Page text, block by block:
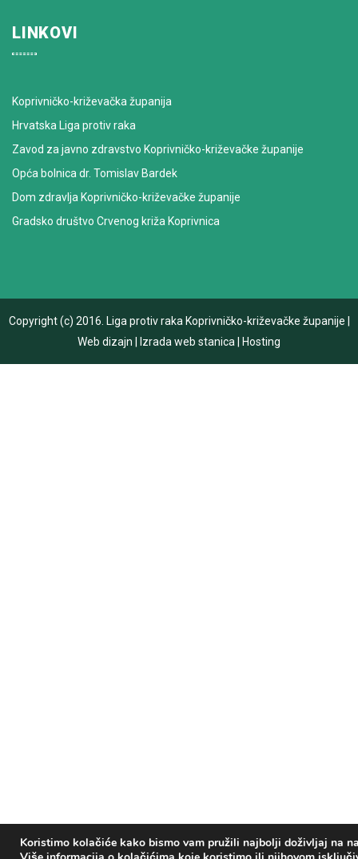
Koristimo kolačiće kako bismo vam pružili najbolji doživljaj na
LINKOVI
Koprivničko-križevačka županija
Hrvatska Liga protiv raka
Zavod za javno zdravstvo Koprivničko-križevačke županije
Opća bolnica dr. Tomislav Bardek
Dom zdravlja Koprivničko-križevačke županije
Gradsko društvo Crvenog križa Koprivnica
Copyright (c) 2016. Liga protiv raka Koprivničko-križevačke županije
Web dizajn
Izrada web stanica Hosting